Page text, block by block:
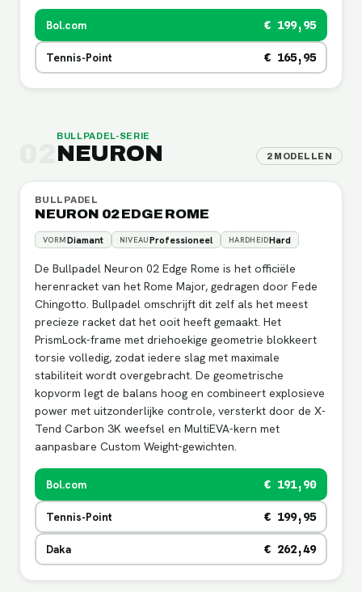
Bol.com € 199,95
Tennis-Point € 165,95
BULLPADEL-SERIE
NEURON 2 MODELLEN
BULLPADEL
NEURON 02 EDGE ROME
VORMDiamant NIVEAUProfessioneel HARDHEIDHard
De Bullpadel Neuron 02 Edge Rome is het officiële
herenracket van het Rome Major, gedragen door Fede
Chingotto. Bullpadel omschrijft dit zelf als het meest
precieze racket dat het ooit heeft gemaakt. Het
PrismLock-frame met driehoekige geometrie blokkeert
torsie volledig, zodat iedere slag met maximale
stabiliteit wordt overgebracht. De geometrische
kopvorm legt de balans hoog en combineert explosieve
power met uitzonderlijke controle, versterkt door de X-
Tend Carbon 3K weefsel en MultiEVA-kern met
aanpasbare Custom Weight-gewichten.
Bol.com € 191,90
Tennis-Point € 199,95
Daka € 262,49